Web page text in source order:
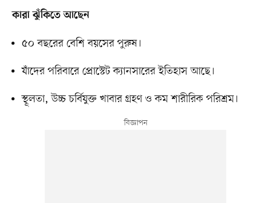
কারা ঝুঁকিতে আছেন
৫০ বছরের বেশি বয়সের পুরুষ।
যাঁদের পরিবারে প্রোস্টেট ক্যানসারের ইতিহাস আছে।
স্থূলতা, উচ্চ চর্বিযুক্ত খাবার গ্রহণ ও কম শারীরিক পরিশ্রম।